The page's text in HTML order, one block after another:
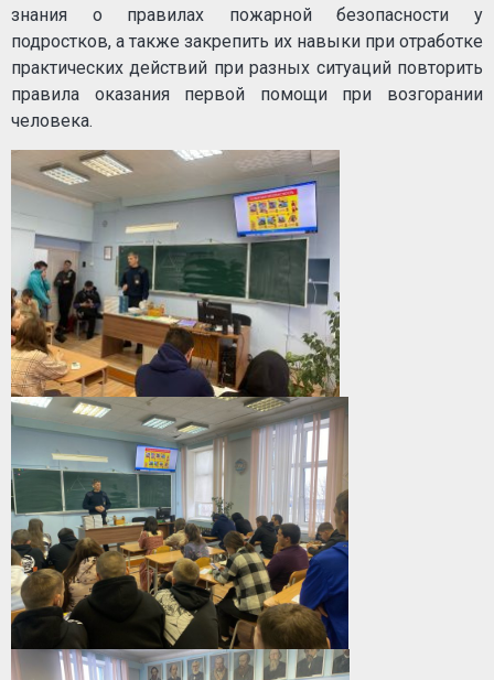
знания о правилах пожарной безопасности у
подростков, а также закрепить их навыки при отработке
практических действий при разных ситуаций повторить
правила оказания первой помощи при возгорании
человека.